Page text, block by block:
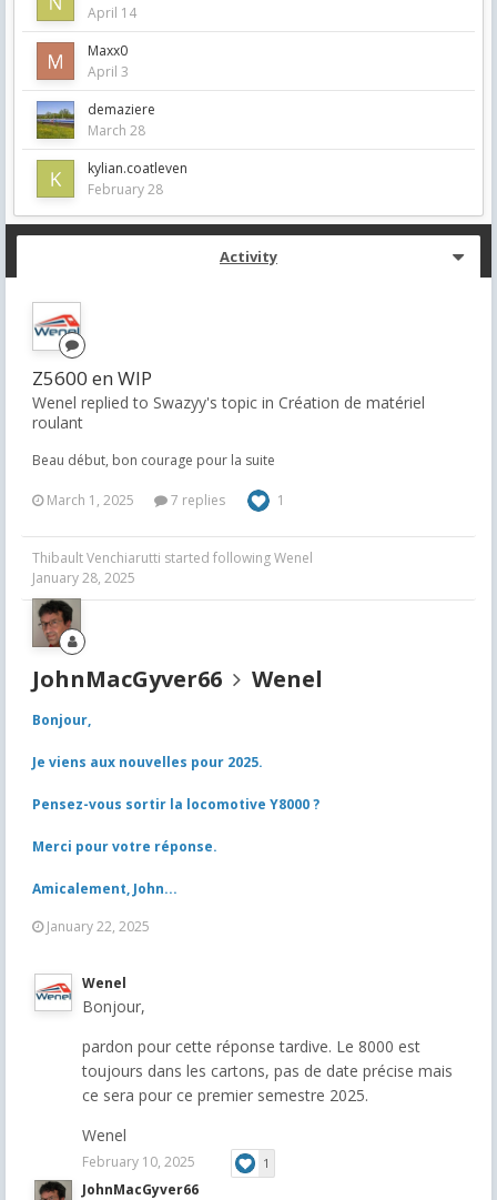
April 14
Maxx0
April 3
demaziere
March 28
kylian.coatleven
February 28
Activity
Z5600 en WIP
Wenel replied to Swazyy's topic in Création de matériel
roulant
Beau début, bon courage pour la suite
March 1, 2025 7 replies 1
Thibault Venchiarutti started followingWenel
January 28, 2025
JohnMacGyver66 Wenel
Bonjour,
Je viens aux nouvelles pour 2025.
Pensez-vous sortir la locomotive Y8000 ?
Merci pour votre réponse.
Amicalement, John...
January 22, 2025
Wenel
Bonjour,
pardon pour cette réponse tardive. Le 8000 est
toujours dans les cartons, pas de date précise mais
ce sera pour ce premier semestre 2025.
Wenel
February 10, 2025 1
JohnMacGyver66